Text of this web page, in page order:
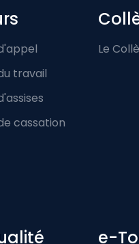
travail
cassation
Le
e-